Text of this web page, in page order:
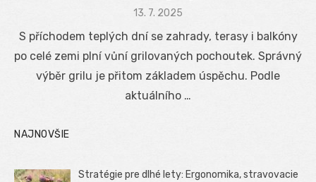
Posted
13. 7. 2025
S příchodem teplých dní se zahrady, terasy i balkóny
po celé zemi plní vůní grilovaných pochoutek. Správný
výběr grilu je přitom základem úspěchu. Podle
aktuálního …
NAJNOVŠIE
Stratégie pre dlhé lety: Ergonomika, stravovacie